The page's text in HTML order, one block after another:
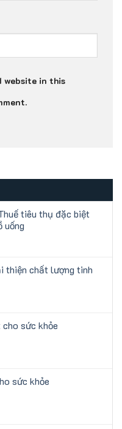
website in this
tiêu thụ đặc biệt
uống
thiện chất lượng tinh
sức khỏe
sức khỏe